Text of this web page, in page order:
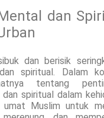
dan
dan berisik
spiritual. Dalam
tentang
spiritual dalam
umat Muslim untuk